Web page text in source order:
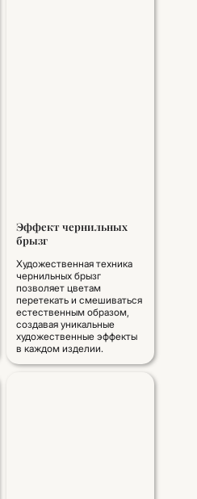
Эффект чернильных
брызг
Художественная техника
чернильных брызг
позволяет цветам
перетекать и смешиваться
естественным образом,
создавая уникальные
художественные эффекты
в каждом изделии.